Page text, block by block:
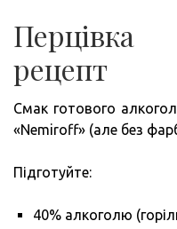
рецепт
Смак готового
«Nemiroff» (але без
Підготуйте:
40% алкоголю